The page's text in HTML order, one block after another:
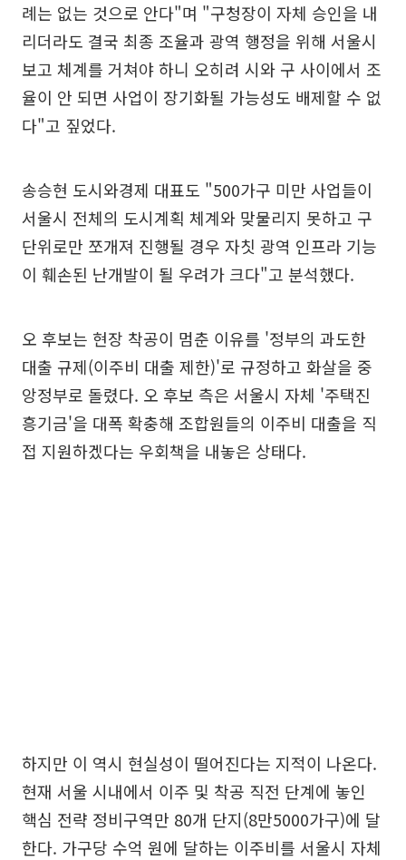
례는 없는 것으로 안다"며 "구청장이 자체 승인을 내
리더라도 결국 최종 조율과 광역 행정을 위해 서울시
보고 체계를 거쳐야 하니 오히려 시와 구 사이에서 조
율이 안 되면 사업이 장기화될 가능성도 배제할 수 없
다"고 짚었다.
송승현 도시와경제 대표도 "500가구 미만 사업들이
서울시 전체의 도시계획 체계와 맞물리지 못하고 구
단위로만 쪼개져 진행될 경우 자칫 광역 인프라 기능
이 훼손된 난개발이 될 우려가 크다"고 분석했다.
오 후보는 현장 착공이 멈춘 이유를 '정부의 과도한
대출 규제(이주비 대출 제한)'로 규정하고 화살을 중
앙정부로 돌렸다. 오 후보 측은 서울시 자체 '주택진
흥기금'을 대폭 확충해 조합원들의 이주비 대출을 직
접 지원하겠다는 우회책을 내놓은 상태다.
하지만 이 역시 현실성이 떨어진다는 지적이 나온다.
현재 서울 시내에서 이주 및 착공 직전 단계에 놓인
핵심 전략 정비구역만 80개 단지(8만5000가구)에 달
한다. 가구당 수억 원에 달하는 이주비를 서울시 자체